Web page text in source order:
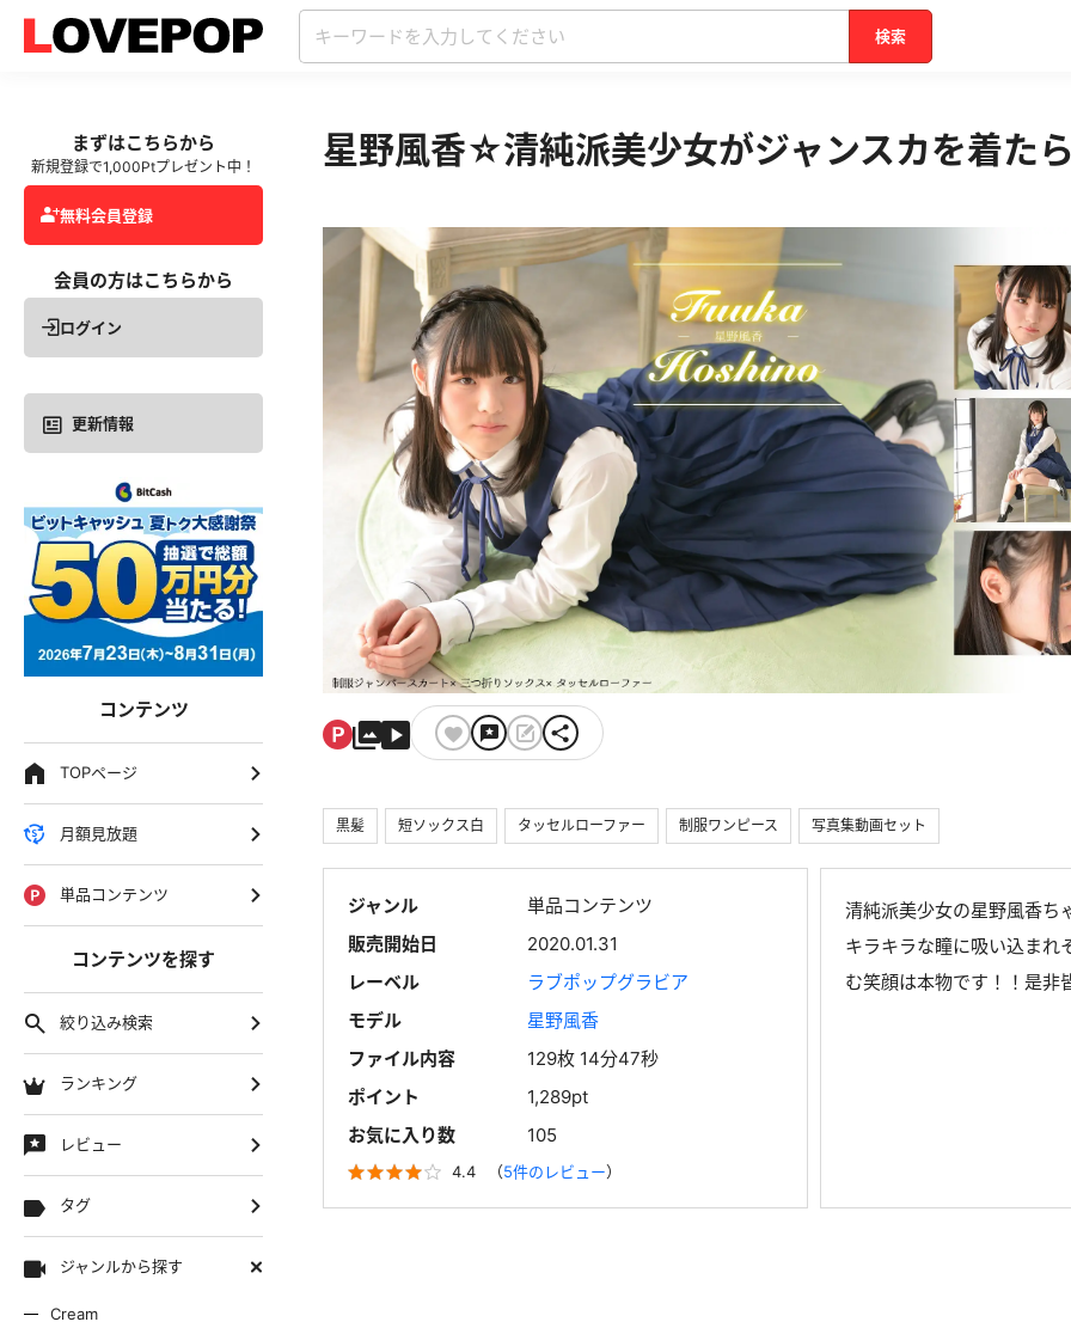
検索
まずはこちらから
新規登録で1,000Ptプレゼント中！
無料会員登録
会員の方はこちらから
ログイン
更新情報
コンテンツ
TOPページ
月額見放題
単品コンテンツ
コンテンツを探す
絞り込み検索
ランキング
レビュー
タグ
ジャンルから探す
Cream
星野風香☆清純派美少女がジャンスカを着た
黒髪 短ソックス白 タッセルローファー 制服ワンピース 写真集動画セット
ジャンル
単品コンテンツ
販売開始日
2020.01.31
レーベル
ラブポップグラビア
モデル
星野風香
ファイル内容
129枚 14分47秒
ポイント
1,289pt
お気に入り数
105
4.4 （5件のレビュー）
清純派美少女の星野風香ち
キラキラな瞳に吸い込ま
む笑顔は本物です！！是